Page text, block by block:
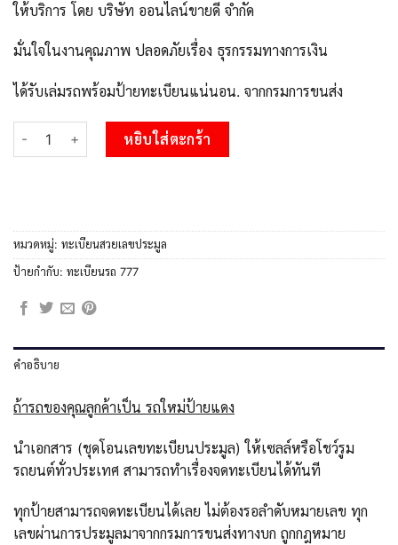
ให้บริการ โดย บริษัท ออนไลน์ขายดี จำกัด
มั่นใจในงานคุณภาพ ปลอดภัยเรื่อง ธุรกรรมทางการเงิน
ได้รับเล่มรถพร้อมป้ายทะเบียนแน่นอน. จากกรมการขนส่ง
จำนวน 15.Okdee ทะเบียนรถ ผลรวมดี 36 – 7กศ 777 สะกดทุกสายต
หยิบใส่ตะกร้า
หมวดหมู่: ทะเบียนสวยเลขประมูล
ป้ายกำกับ: ทะเบียนรถ 777
คำอธิบาย
ถ้ารถของคุณลูกค้าเป็น รถใหม่ป้ายแดง
นำเอกสาร (ชุดโอนเลขทะเบียนประมูล) ให้เซลล์หรือโชว์รูม
รถยนต์ทั่วประเทศ สามารถทำเรื่องจดทะเบียนได้ทันที
ทุกป้ายสามารถจดทะเบียนได้เลย ไม่ต้องรอลำดับหมายเลข ทุก
เลขผ่านการประมูลมาจากกรมการขนส่งทางบก ถูกกฎหมาย